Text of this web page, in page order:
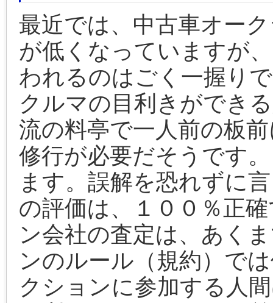
最近では、中古車オー
が低くなっていますが
われるのはごく一握り
クルマの目利きができ
流の料亭で一人前の板
修行が必要だそうです
ます。誤解を恐れずに
の評価は、１００％正
ン会社の査定は、あく
ンのルール（規約）で
クションに参加する人